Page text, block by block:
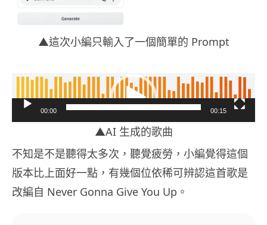
▲這次小編只輸入了一個簡單的 Prompt
訊
播
器
00:00 00:15
▲AI 生成的歌曲
不知是不是聽得太多次，聽覺疲勞，小編覺得這個
版本比上面好一點，有幾個位依稀可辨認這首歌是
改編自 Never Gonna Give You Up。